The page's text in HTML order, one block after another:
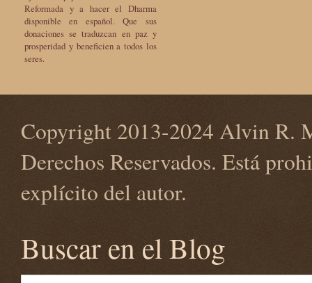
Reformada y a hacer el Dharma
disponible en español. Que sus
donaciones se traduzcan en paz y
prosperidad y beneficien a todos los
seres.
Copyright 2013-2024 Alvin R.
Derechos Reservados. Está
explícito del autor.
Buscar en el Blog